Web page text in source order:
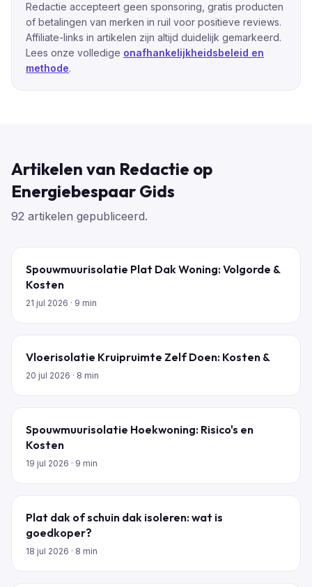
Redactie accepteert geen sponsoring, gratis producten
of betalingen van merken in ruil voor positieve reviews.
Affiliate-links in artikelen zijn altijd duidelijk gemarkeerd.
Lees onze volledige onafhankelijkheidsbeleid en
methode.
Artikelen van Redactie op
Energiebespaar Gids
92 artikelen gepubliceerd.
Spouwmuurisolatie Plat Dak Woning: Volgorde &
Kosten
21 jul 2026 · 9 min
Vloerisolatie Kruipruimte Zelf Doen: Kosten &
20 jul 2026 · 8 min
Spouwmuurisolatie Hoekwoning: Risico's en
Kosten
19 jul 2026 · 9 min
Plat dak of schuin dak isoleren: wat is
goedkoper?
18 jul 2026 · 8 min